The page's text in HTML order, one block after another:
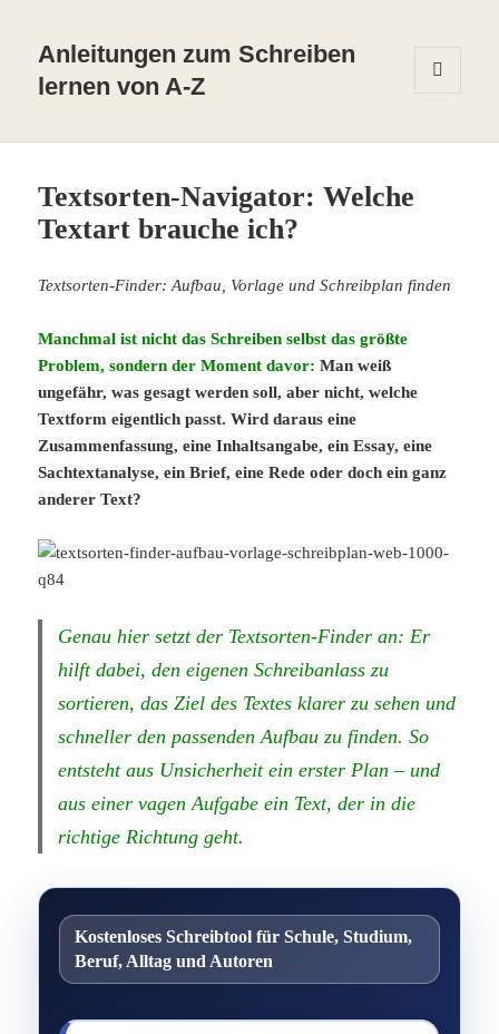
Anleitungen zum Schreiben
lernen von A-Z
Textsorten-Navigator: Welche
Textart brauche ich?
Textsorten-Finder: Aufbau, Vorlage und Schreibplan finden
Manchmal ist nicht das Schreiben selbst das größte
Problem, sondern der Moment davor: Man weiß
ungefähr, was gesagt werden soll, aber nicht, welche
Textform eigentlich passt. Wird daraus eine
Zusammenfassung, eine Inhaltsangabe, ein Essay, eine
Sachtextanalyse, ein Brief, eine Rede oder doch ein ganz
anderer Text?
Genau hier setzt der Textsorten-Finder an: Er
hilft dabei, den eigenen Schreibanlass zu
sortieren, das Ziel des Textes klarer zu sehen und
schneller den passenden Aufbau zu finden. So
entsteht aus Unsicherheit ein erster Plan – und
aus einer vagen Aufgabe ein Text, der in die
richtige Richtung geht.
Kostenloses Schreibtool für Schule, Studium,
Beruf, Alltag und Autoren